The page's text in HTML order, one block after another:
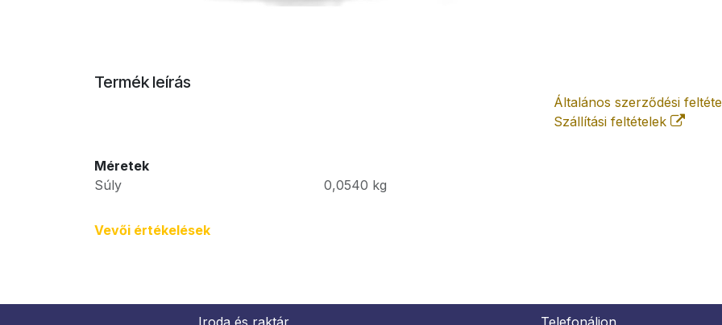
Termék leírás
Méretek
Súly
0,0540 kg
Általános szerződési
Szállítási feltételek
Vevői értékel​ések